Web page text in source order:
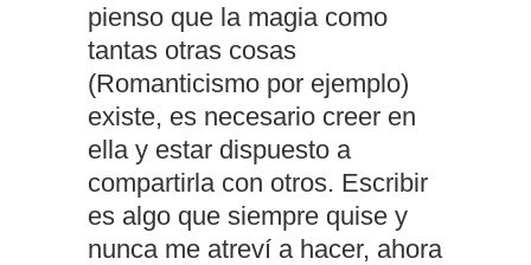
pienso que la magia como
tantas otras cosas
(Romanticismo por ejemplo)
existe, es necesario creer en
ella y estar dispuesto a
compartirla con otros. Escribir
es algo que siempre quise y
nunca me atreví a hacer, ahora